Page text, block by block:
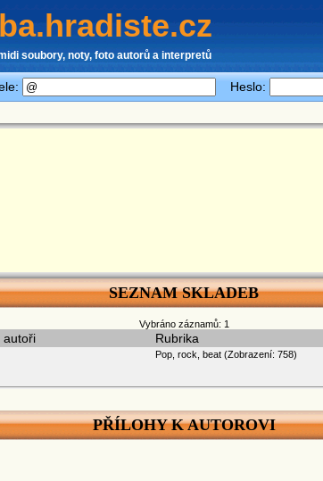
soubory, noty, foto autorů a interpretů
Heslo:
SEZNAM SKLADEB
Vybráno záznamů: 1
autoři Rubrika
Pop, rock, beat (Zobrazení: 758)
PŘÍLOHY K AUTOROVI